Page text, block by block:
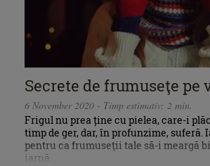
Secrete de frumuseţe pe
6 November 2020 - Timp estimativ: 2 min.
Frigul nu prea ține cu pielea, care-i
timp de ger, dar, în profunzime, suferă.
pentru ca frumuseţii tale să-i meargă
iarnă.